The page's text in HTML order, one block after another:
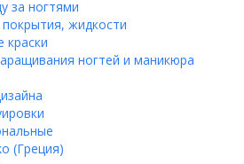
за ногтями
жидкости
краски
ногтей и маникюра
(Греция)